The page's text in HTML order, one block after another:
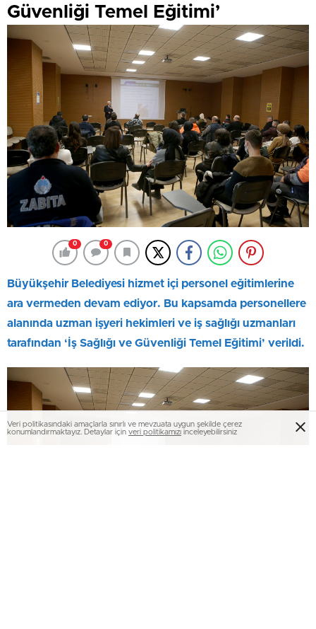
Güvenliği Temel Eğitimi’
0 0
Büyükşehir Belediyesi hizmet içi personel eğitimlerine
ara vermeden devam ediyor. Bu kapsamda personellere
alanında uzman işyeri hekimleri ve iş sağlığı uzmanları
tarafından ‘İş Sağlığı ve Güvenliği Temel Eğitimi’ verildi.
Veri politikasındaki amaçlarla sınırlı ve mevzuata uygun şekilde çerez
konumlandırmaktayız. Detaylar için veri politikamızı inceleyebilirsiniz